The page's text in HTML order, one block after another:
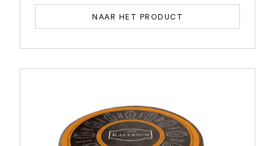
NAAR HET PRODUCT